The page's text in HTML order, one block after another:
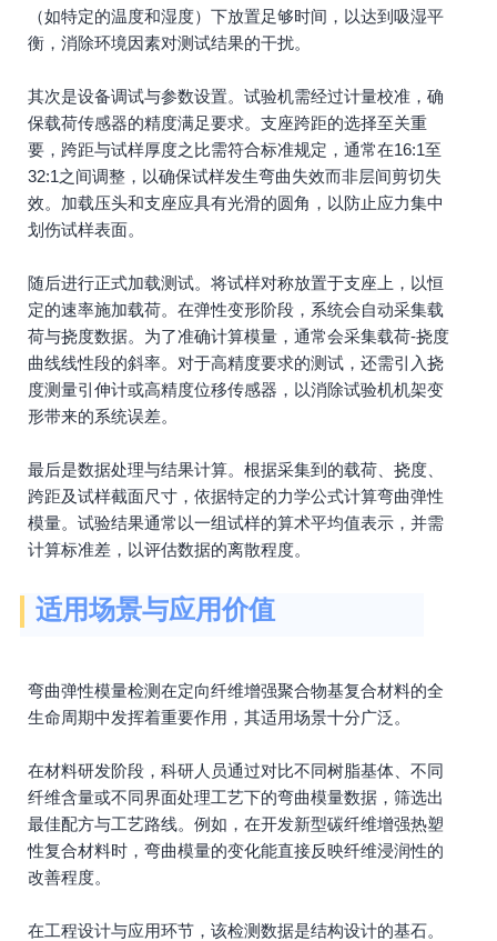
（如特定的温度和湿度）下放置足够时间，以达到吸湿平
衡，消除环境因素对测试结果的干扰。
其次是设备调试与参数设置。试验机需经过计量校准，确
保载荷传感器的精度满足要求。支座跨距的选择至关重
要，跨距与试样厚度之比需符合标准规定，通常在16:1至
32:1之间调整，以确保试样发生弯曲失效而非层间剪切失
效。加载压头和支座应具有光滑的圆角，以防止应力集中
划伤试样表面。
随后进行正式加载测试。将试样对称放置于支座上，以恒
定的速率施加载荷。在弹性变形阶段，系统会自动采集载
荷与挠度数据。为了准确计算模量，通常会采集载荷-挠度
曲线线性段的斜率。对于高精度要求的测试，还需引入挠
度测量引伸计或高精度位移传感器，以消除试验机机架变
形带来的系统误差。
最后是数据处理与结果计算。根据采集到的载荷、挠度、
跨距及试样截面尺寸，依据特定的力学公式计算弯曲弹性
模量。试验结果通常以一组试样的算术平均值表示，并需
计算标准差，以评估数据的离散程度。
适用场景与应用价值
弯曲弹性模量检测在定向纤维增强聚合物基复合材料的全
生命周期中发挥着重要作用，其适用场景十分广泛。
在材料研发阶段，科研人员通过对比不同树脂基体、不同
纤维含量或不同界面处理工艺下的弯曲模量数据，筛选出
最佳配方与工艺路线。例如，在开发新型碳纤维增强热塑
性复合材料时，弯曲模量的变化能直接反映纤维浸润性的
改善程度。
在工程设计与应用环节，该检测数据是结构设计的基石。